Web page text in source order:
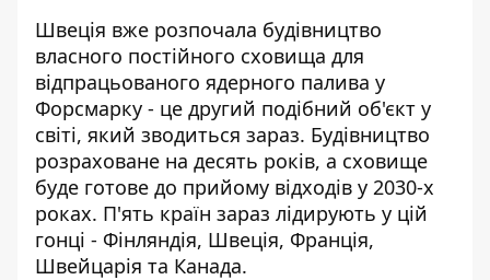
Швеція вже розпочала будівництво
власного постійного сховища для
відпрацьованого ядерного палива у
Форсмарку - це другий подібний об'єкт у
світі, який зводиться зараз. Будівництво
розраховане на десять років, а сховище
буде готове до прийому відходів у 2030-х
роках. П'ять країн зараз лідирують у цій
гонці - Фінляндія, Швеція, Франція,
Швейцарія та Канада.